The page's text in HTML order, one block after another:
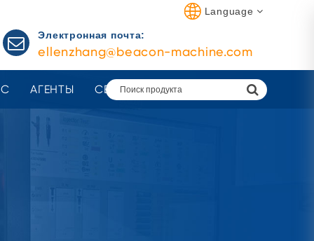
Language
Электронная почта:
ellenzhang@beacon-machine.com
АГЕНТЫ СВЯЗАТЬСЯ С НАМИ